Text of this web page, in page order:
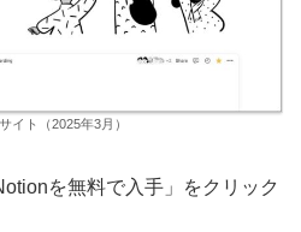
イト（2025年3月）
を無料で入手」をクリック